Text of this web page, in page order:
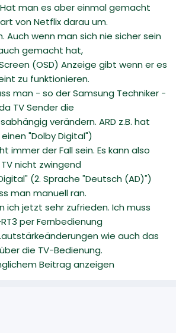
man es aber einmal gemacht
von Netflix darau um.
Auch wenn man sich nie sicher sein
gemacht hat,
(OSD) Anzeige gibt wenn er es
zu funktionieren.
man - so der Samsung Techniker -
TV Sender die
verändern. ARD z.B. hat
"Dolby Digital")
immer der Fall sein. Es kann also
nicht zwingend
(2. Sprache "Deutsch (AD)")
man manuell ran.
ich jetzt sehr zufrieden. Ich muss
per Fernbedienung
wie auch das
die TV-Bedienung.
Beitrag anzeigen